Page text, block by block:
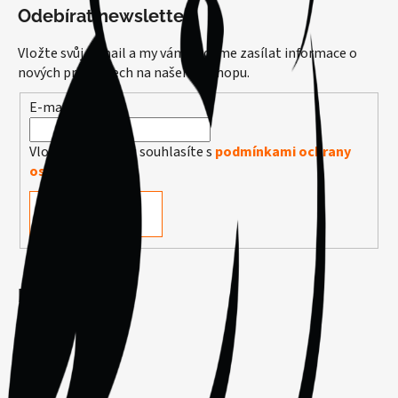
Odebírat newsletter
Vložte svůj e-mail a my vám budeme zasílat informace o
nových produktech na našem e-shopu.
E-mail
Vložením e-mailu souhlasíte s podmínkami ochrany
osobních údajů
Facebook